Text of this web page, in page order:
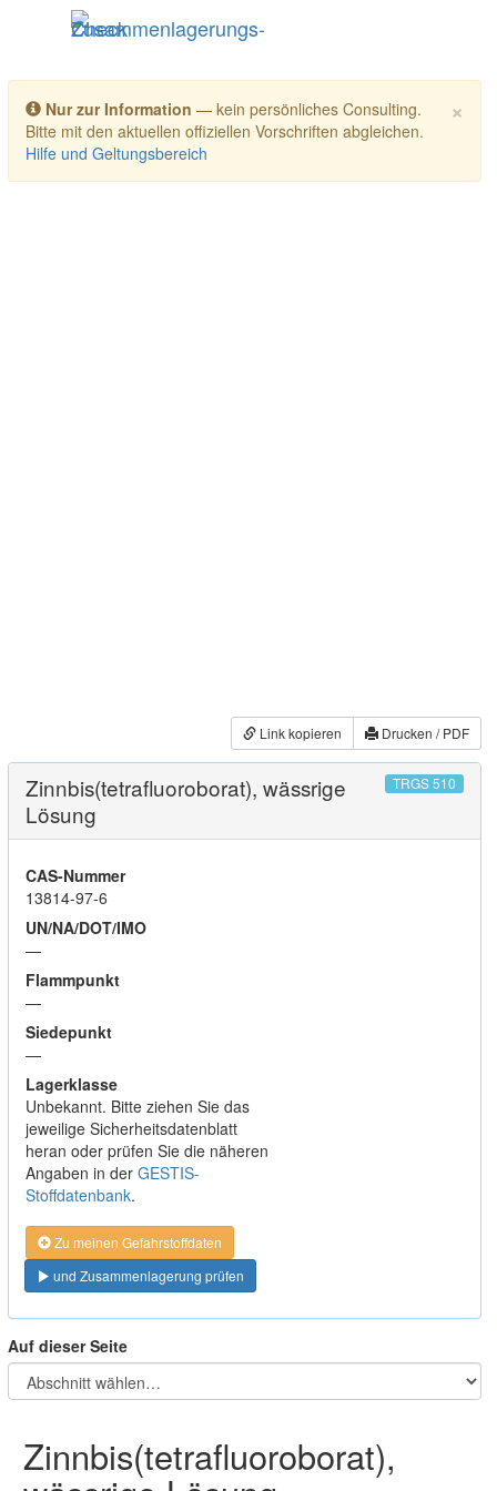
Toggle navigation
×
Nur zur Information — kein persönliches Consulting.
Bitte mit den aktuellen offiziellen Vorschriften abgleichen.
Hilfe und Geltungsbereich
Link kopieren Drucken / PDF
Zinnbis(tetrafluoroborat), wässrige
Lösung
TRGS 510
CAS-Nummer
13814-97-6
UN/NA/DOT/IMO
—
Flammpunkt
—
Siedepunkt
—
Lagerklasse
Unbekannt. Bitte ziehen Sie das
jeweilige Sicherheitsdatenblatt
heran oder prüfen Sie die näheren
Angaben in der GESTIS-
Stoffdatenbank.
Zu meinen Gefahrstoffdaten
und Zusammenlagerung prüfen
Auf dieser Seite
Zinnbis(tetrafluoroborat),